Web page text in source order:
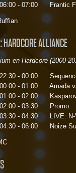
06:00 - 07:00
HARDCORE ALLIANCE
en Hardcore (2000-
22:30 - 00:00
00:00 - 01:00 Amada
01:00 - 02:00
02:00 - 03:30 Promo
03:30 - 04:30 LIVE: N-
04:30 - 06:00 Noize